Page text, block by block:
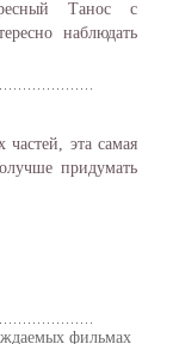
Танос с
наблюдать
частей, эта самая
придумать
фильмах